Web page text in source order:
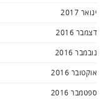
ינואר 2017
דצמבר 2016
נובמבר 2016
אוקטובר 2016
ספטמבר 2016